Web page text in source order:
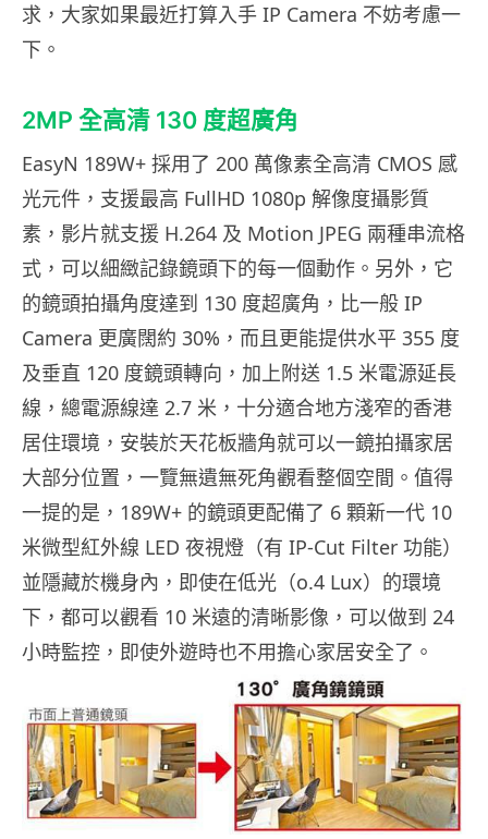
求，大家如果最近打算入手 IP Camera 不妨考慮一
下。
2MP 全高清 130 度超廣角
EasyN 189W+ 採用了 200 萬像素全高清 CMOS 感
光元件，支援最高 FullHD 1080p 解像度攝影質
素，影片就支援 H.264 及 Motion JPEG 兩種串流格
式，可以細緻記錄鏡頭下的每一個動作。另外，它
的鏡頭拍攝角度達到 130 度超廣角，比一般 IP
Camera 更廣闊約 30%，而且更能提供水平 355 度
及垂直 120 度鏡頭轉向，加上附送 1.5 米電源延長
線，總電源線達 2.7 米，十分適合地方淺窄的香港
居住環境，安裝於天花板牆角就可以一鏡拍攝家居
大部分位置，一覽無遺無死角觀看整個空間。值得
一提的是，189W+ 的鏡頭更配備了 6 顆新一代 10
米微型紅外線 LED 夜視燈（有 IP-Cut Filter 功能）
並隱藏於機身內，即使在低光（o.4 Lux）的環境
下，都可以觀看 10 米遠的清晰影像，可以做到 24
小時監控，即使外遊時也不用擔心家居安全了。